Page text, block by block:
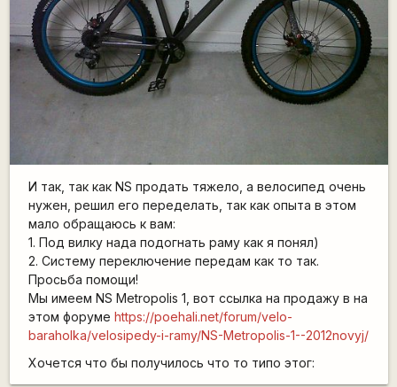
И так, так как NS продать тяжело, а велосипед очень
нужен, решил его переделать, так как опыта в этом
мало обращаюсь к вам:
1. Под вилку нада подогнать раму как я понял)
2. Систему переключение передам как то так.
Просьба помощи!
Мы имеем NS Metropolis 1, вот ссылка на продажу в на
этом форуме https://poehali.net/forum/velo-
baraholka/velosipedy-i-ramy/NS-Metropolis-1--2012novyj/
Хочется что бы получилось что то типо этог: